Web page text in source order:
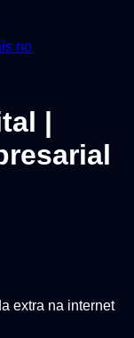
no
|
extra na internet